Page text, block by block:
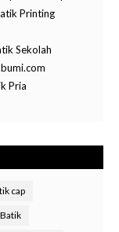
Printing
Sekolah
Pria
cap